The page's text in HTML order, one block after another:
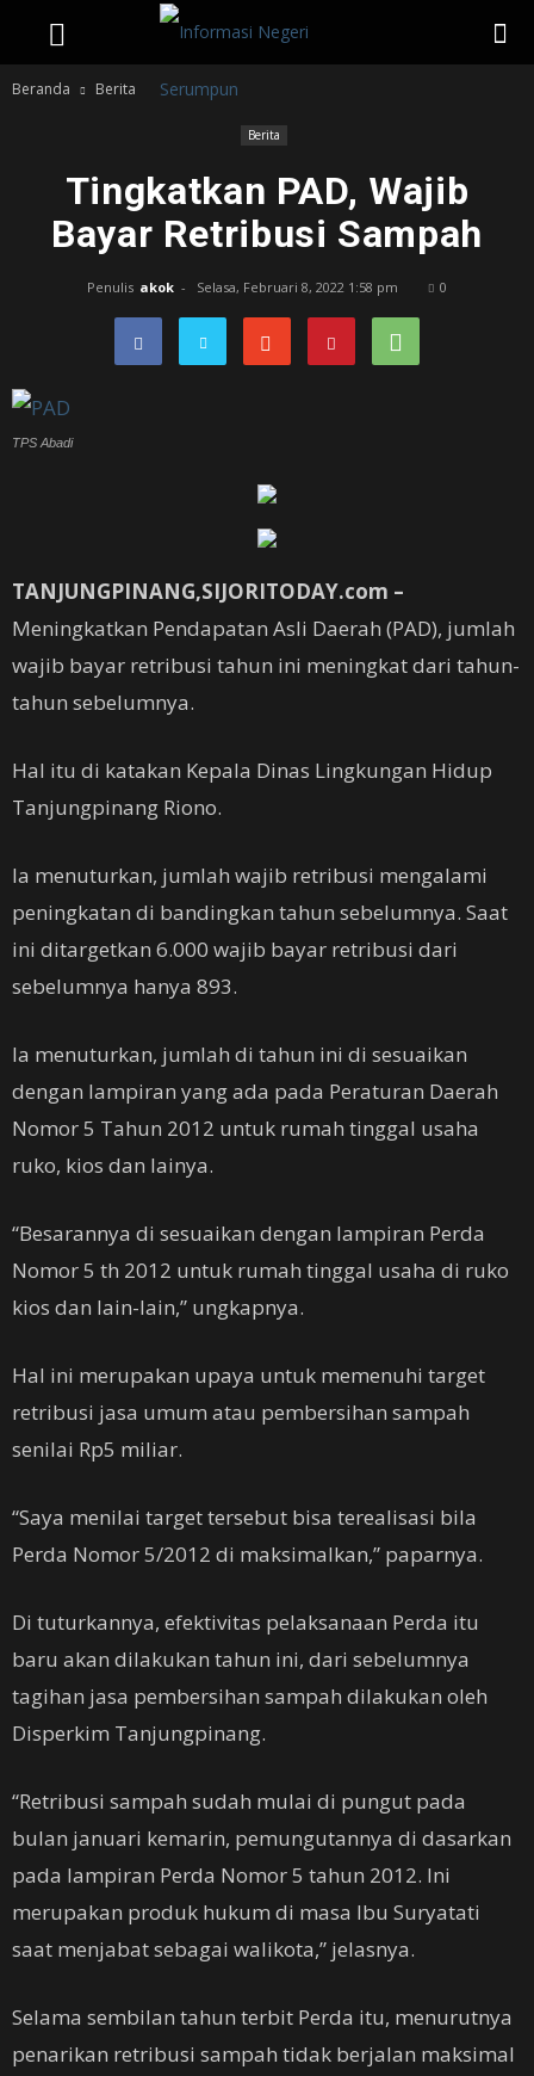
Beranda Berita
Berita
Tingkatkan PAD, Wajib
Bayar Retribusi Sampah
Penulis akok - Selasa, Februari 8, 2022 1:58 pm 0
TPS Abadi
TANJUNGPINANG,SIJORITODAY.com –
Meningkatkan Pendapatan Asli Daerah (PAD), jumlah
wajib bayar retribusi tahun ini meningkat dari tahun-
tahun sebelumnya.
Hal itu di katakan Kepala Dinas Lingkungan Hidup
Tanjungpinang Riono.
Ia menuturkan, jumlah wajib retribusi mengalami
peningkatan di bandingkan tahun sebelumnya. Saat
ini ditargetkan 6.000 wajib bayar retribusi dari
sebelumnya hanya 893.
Ia menuturkan, jumlah di tahun ini di sesuaikan
dengan lampiran yang ada pada Peraturan Daerah
Nomor 5 Tahun 2012 untuk rumah tinggal usaha
ruko, kios dan lainya.
“Besarannya di sesuaikan dengan lampiran Perda
Nomor 5 th 2012 untuk rumah tinggal usaha di ruko
kios dan lain-lain,” ungkapnya.
Hal ini merupakan upaya untuk memenuhi target
retribusi jasa umum atau pembersihan sampah
senilai Rp5 miliar.
“Saya menilai target tersebut bisa terealisasi bila
Perda Nomor 5/2012 di maksimalkan,” paparnya.
Di tuturkannya, efektivitas pelaksanaan Perda itu
baru akan dilakukan tahun ini, dari sebelumnya
tagihan jasa pembersihan sampah dilakukan oleh
Disperkim Tanjungpinang.
“Retribusi sampah sudah mulai di pungut pada
bulan januari kemarin, pemungutannya di dasarkan
pada lampiran Perda Nomor 5 tahun 2012. Ini
merupakan produk hukum di masa Ibu Suryatati
saat menjabat sebagai walikota,” jelasnya.
Selama sembilan tahun terbit Perda itu, menurutnya
penarikan retribusi sampah tidak berjalan maksimal